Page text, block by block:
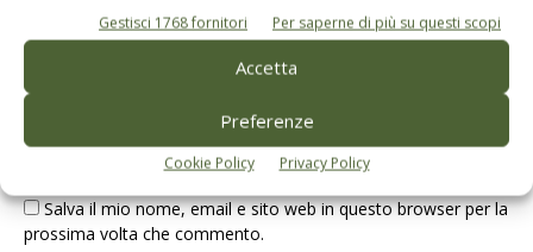
Gestisci 1768 fornitori Per saperne di più su questi scopi
Accetta
Preferenze
Cookie Policy Privacy Policy
Salva il mio nome, email e sito web in questo browser per la
prossima volta che commento.